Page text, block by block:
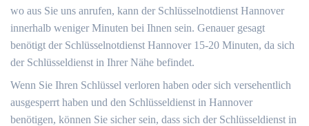
wo aus Sie uns anrufen, kann der Schlüsselnotdienst Hannover
innerhalb weniger Minuten bei Ihnen sein. Genauer gesagt
benötigt der Schlüsselnotdienst Hannover 15-20 Minuten, da sich
der Schlüsseldienst in Ihrer Nähe befindet.
Wenn Sie Ihren Schlüssel verloren haben oder sich versehentlich
ausgesperrt haben und den Schlüsseldienst in Hannover
benötigen, können Sie sicher sein, dass sich der Schlüsseldienst in